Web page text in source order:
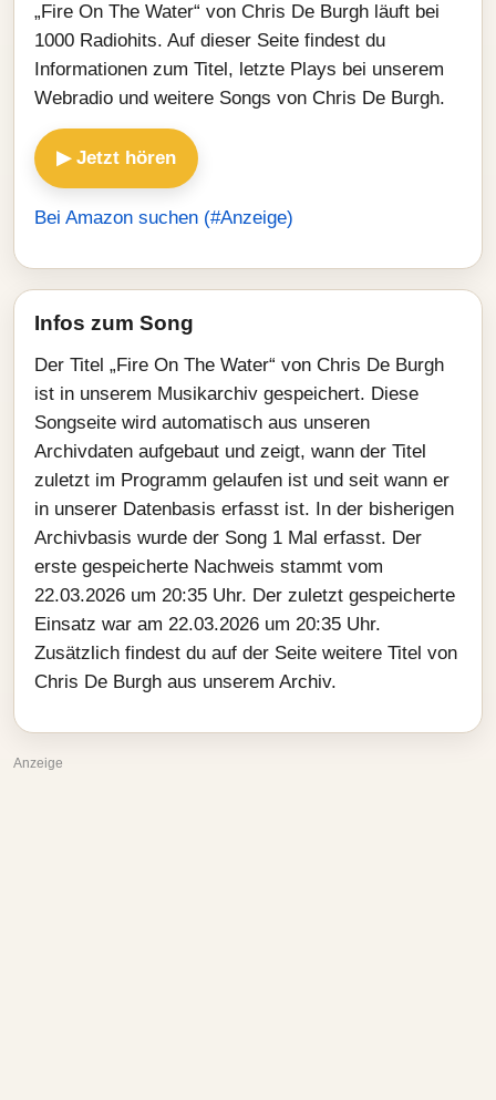
„Fire On The Water“ von Chris De Burgh läuft bei
1000 Radiohits. Auf dieser Seite findest du
Informationen zum Titel, letzte Plays bei unserem
Webradio und weitere Songs von Chris De Burgh.
▶ Jetzt hören
Bei Amazon suchen (#Anzeige)
Infos zum Song
Der Titel „Fire On The Water“ von Chris De Burgh
ist in unserem Musikarchiv gespeichert. Diese
Songseite wird automatisch aus unseren
Archivdaten aufgebaut und zeigt, wann der Titel
zuletzt im Programm gelaufen ist und seit wann er
in unserer Datenbasis erfasst ist. In der bisherigen
Archivbasis wurde der Song 1 Mal erfasst. Der
erste gespeicherte Nachweis stammt vom
22.03.2026 um 20:35 Uhr. Der zuletzt gespeicherte
Einsatz war am 22.03.2026 um 20:35 Uhr.
Zusätzlich findest du auf der Seite weitere Titel von
Chris De Burgh aus unserem Archiv.
Anzeige